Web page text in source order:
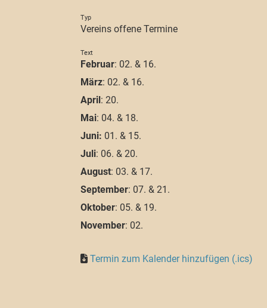
Typ
Vereins offene Termine
Text
Februar: 02. & 16.
März: 02. & 16.
April: 20.
Mai: 04. & 18.
Juni: 01. & 15.
Juli: 06. & 20.
August: 03. & 17.
September: 07. & 21.
Oktober: 05. & 19.
November: 02.
Termin zum Kalender hinzufügen (.ics)